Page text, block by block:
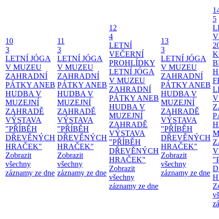
10
3
LETNÍ JÓGA
V MUZEU
ZAHRADNÍ
PÁTKY ANEB
HUDBA V
MUZEJNÍ
ZAHRADĚ
VÝSTAVA
"PŘÍBĚH
DŘEVĚNÝCH
HRAČEK"
Zobrazit
všechny
záznamy ze dne
11
3
LETNÍ JÓGA
V MUZEU
ZAHRADNÍ
PÁTKY ANEB
HUDBA V
MUZEJNÍ
ZAHRADĚ
VÝSTAVA
"PŘÍBĚH
DŘEVĚNÝCH
HRAČEK"
Zobrazit
všechny
záznamy ze dne
12
4
LETNÍ
VEČERNÍ
PROHLÍDKY
LETNÍ JÓGA
V MUZEU
ZAHRADNÍ
PÁTKY ANEB
HUDBA V
MUZEJNÍ
ZAHRADĚ
VÝSTAVA
"PŘÍBĚH
DŘEVĚNÝCH
HRAČEK"
Zobrazit
všechny
záznamy ze dne
13
3
LETNÍ JÓGA
V MUZEU
ZAHRADNÍ
PÁTKY ANEB
HUDBA V
MUZEJNÍ
ZAHRADĚ
VÝSTAVA
"PŘÍBĚH
DŘEVĚNÝCH
HRAČEK"
Zobrazit
všechny
záznamy ze dne
5